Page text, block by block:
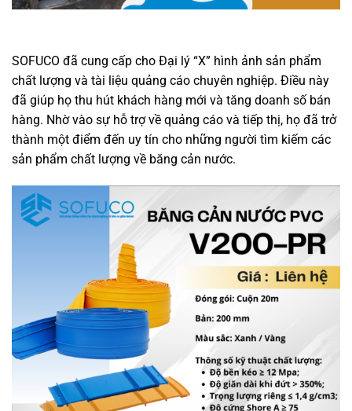
SOFUCO đã cung cấp cho Đại lý “X” hình ảnh sản phẩm
chất lượng và tài liệu quảng cáo chuyên nghiệp. Điều này
đã giúp họ thu hút khách hàng mới và tăng doanh số bán
hàng. Nhờ vào sự hỗ trợ về quảng cáo và tiếp thị, họ đã trở
thành một điểm đến uy tín cho những người tìm kiếm các
sản phẩm chất lượng về băng cản nước.